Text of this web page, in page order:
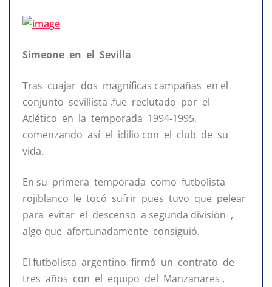
Simeone en el Sevilla
Tras cuajar dos magníficas campañas en el
conjunto sevillista ,fue reclutado por el
Atlético en la temporada 1994-1995,
comenzando así el idilio con el club de su
vida.
En su primera temporada como futbolista
rojiblanco le tocó sufrir pues tuvo que pelear
para evitar el descenso a segunda división ,
algo que afortunadamente consiguió.
El futbolista argentino firmó un contrato de
tres años con el equipo del Manzanares ,